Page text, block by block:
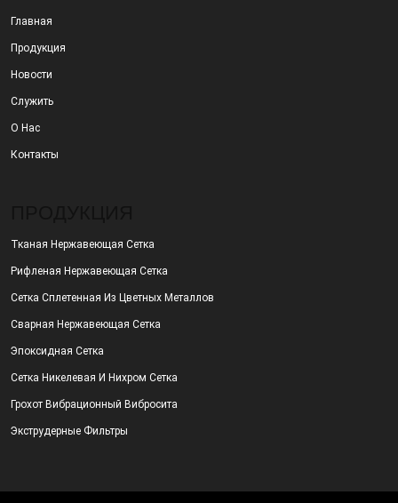
Главная
Продукция
Новости
Служить
О Нас
Контакты
Тканая Нержавеющая Сетка
Рифленая Нержавеющая Сетка
Сетка Сплетенная Из Цветных Металлов
Сварная Нержавеющая Сетка
Эпоксидная Сетка
Сетка Никелевая И Нихром Сетка
Грохот Вибрационный Вибросита
Экструдерные Фильтры